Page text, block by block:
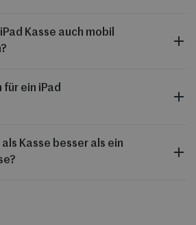
Kasse auch mobil
für ein iPad
Kasse besser als ein